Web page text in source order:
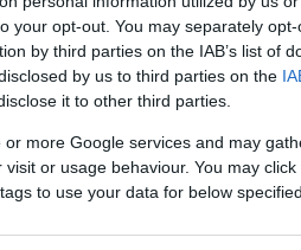
your opt-out. You may separately
by third parties on the IAB’s list of
by us to third parties on the
it to other third parties.
more Google services and may
or usage behaviour. You may
to use your data for below
impossibilitati a
strutture private”.
nuovamente il suo
sia di
chiusura